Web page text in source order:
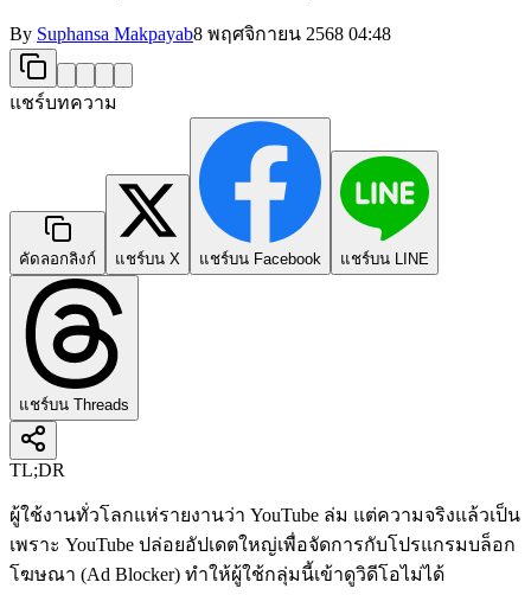
By Suphansa Makpayab8 พฤศจิกายน 2568 04:48
แชร์บทความ
คัดลอกลิงก์ แชร์บน X แชร์บน Facebook แชร์บน LINE
แชร์บน Threads
TL;DR
ผู้ใช้งานทั่วโลกแห่รายงานว่า YouTube ล่ม แต่ความจริงแล้วเป็น
เพราะ YouTube ปล่อยอัปเดตใหญ่เพื่อจัดการกับโปรแกรมบล็อก
โฆษณา (Ad Blocker) ทำให้ผู้ใช้กลุ่มนี้เข้าดูวิดีโอไม่ได้